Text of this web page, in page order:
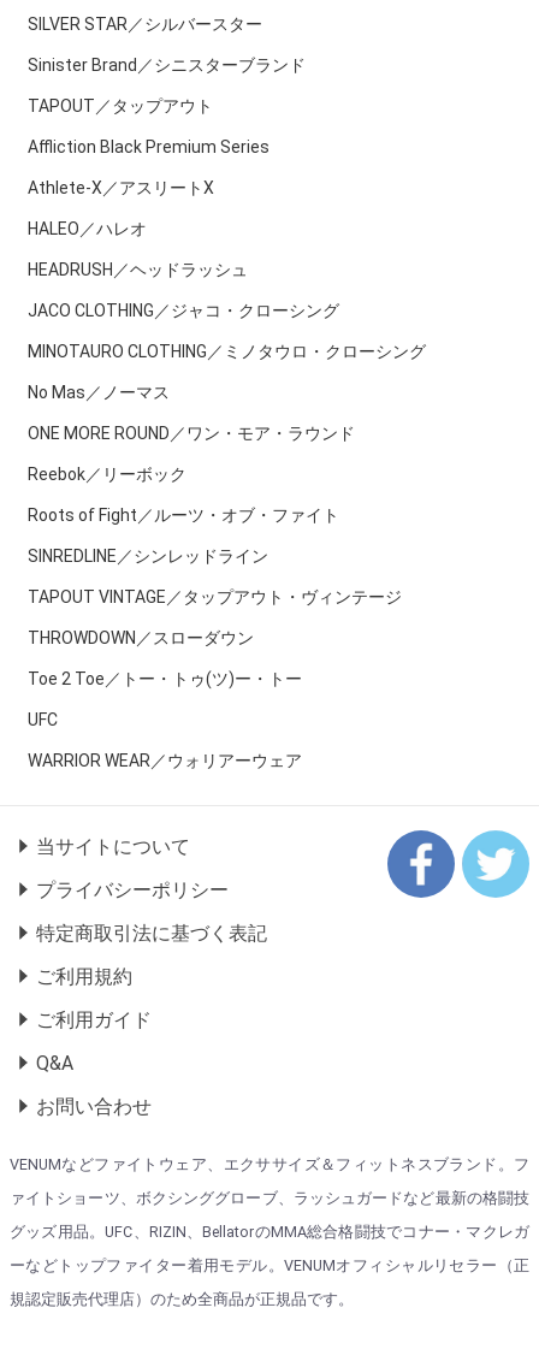
SILVER STAR／シルバースター
Sinister Brand／シニスターブランド
TAPOUT／タップアウト
Affliction Black Premium Series
Athlete-X／アスリートX
HALEO／ハレオ
HEADRUSH／ヘッドラッシュ
JACO CLOTHING／ジャコ・クローシング
MINOTAURO CLOTHING／ミノタウロ・クローシング
No Mas／ノーマス
ONE MORE ROUND／ワン・モア・ラウンド
Reebok／リーボック
Roots of Fight／ルーツ・オブ・ファイト
SINREDLINE／シンレッドライン
TAPOUT VINTAGE／タップアウト・ヴィンテージ
THROWDOWN／スローダウン
Toe 2 Toe／トー・トゥ(ツ)ー・トー
UFC
WARRIOR WEAR／ウォリアーウェア
当サイトについて
プライバシーポリシー
特定商取引法に基づく表記
ご利用規約
ご利用ガイド
Q&A
お問い合わせ
VENUMなどファイトウェア、エクササイズ＆フィットネスブランド。フ
ァイトショーツ、ボクシンググローブ、ラッシュガードなど最新の格闘技
グッズ用品。UFC、RIZIN、BellatorのMMA総合格闘技でコナー・マクレガ
ーなどトップファイター着用モデル。VENUMオフィシャルリセラー（正
規認定販売代理店）のため全商品が正規品です。